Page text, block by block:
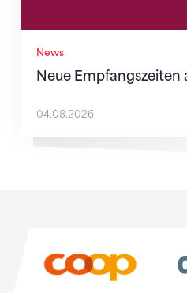
News
Neue Empfangszeiten
04.08.2026